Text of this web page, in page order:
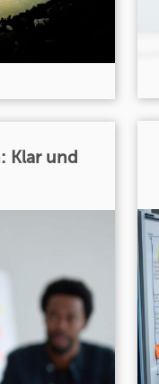
Klar und